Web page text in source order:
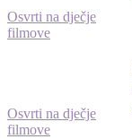
Osvrti na dječje
filmove
Osvrti na dječje
filmove